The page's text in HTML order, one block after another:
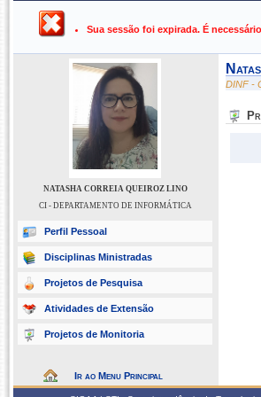
UFPB ›
Sua sessão foi expirada. É
NATASHA CORREIA QUEIROZ LINO
CI - DEPARTAMENTO DE INFORMÁTICA
Perfil Pessoal
Disciplinas Ministradas
Projetos de Pesquisa
Atividades de Extensão
Projetos de Monitoria
Ir ao Menu Principal
DINF -